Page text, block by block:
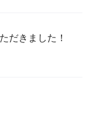
だきました！